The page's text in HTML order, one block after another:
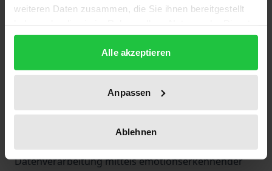
weiteren Daten zusammen, die Sie ihnen bereitgestellt
gesammelt haben.
Alle akzeptieren
Anpassen
Ablehnen
Mehrebenensystem vor Herausforderungen.
Umgang mit Gefühlsdaten eine andere Bedeutung
bei als die chartagrundrechtliche: Im Unionsrecht
verdichtet sich Selbstbestimmung nicht zu
Alleinbestimmung.
Das vorliegende Werk analysiert die tatsächlichen
Datenverarbeitung mittels emotionserkennender